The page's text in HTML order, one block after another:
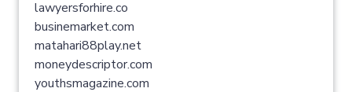
lawyersforhire.co
businemarket.com
matahari88play.net
moneydescriptor.com
youthsmagazine.com